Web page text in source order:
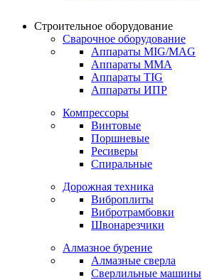
Строительное оборудование
Сварочное оборудование
Аппараты MIG/MAG
Аппараты MMA
Аппараты TIG
Аппараты ИПР
Компрессоры
Винтовые
Поршневые
Ресиверы
Спиральные
Дорожная техника
Виброплиты
Вибротрамбовки
Швонарезчики
Алмазное бурение
Алмазные сверла
Сверлильные машины